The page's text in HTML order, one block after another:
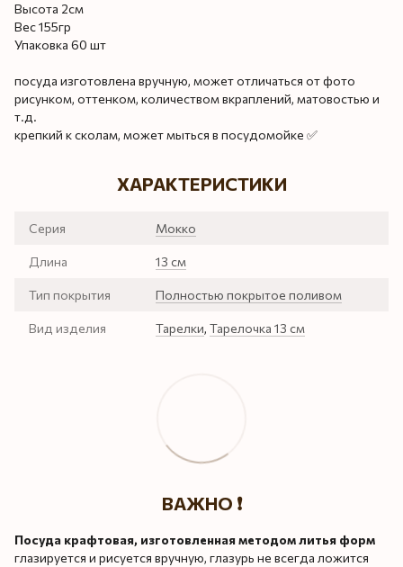
Высота 2см
Вес 155гр
Упаковка 60 шт
посуда изготовлена ​​вручную, может отличаться от фото
рисунком, оттенком, количеством вкраплений, матовостью и
т.д.
крепкий к сколам, может мыться в посудомойке ✅
ХАРАКТЕРИСТИКИ
Серия Мокко
Длина 13 см
Тип покрытия Полностью покрытое поливом
Вид изделия Тарелки, Тарелочка 13 см
ВАЖНО ❗️
Посуда крафтовая, изготовленная методом литья форм
глазируется и рисуется вручную, глазурь не всегда ложится